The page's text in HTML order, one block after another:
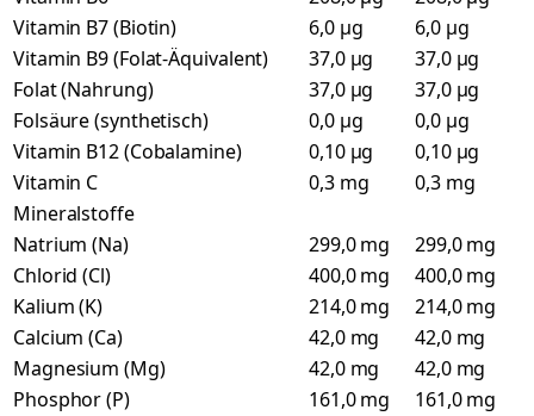
Vitamin B7 (Biotin)
6,0 µg
6,0 µg
Vitamin B9 (Folat-Äquivalent)
37,0 µg
37,0 µg
Folat (Nahrung)
37,0 µg
37,0 µg
Folsäure (synthetisch)
0,0 µg
0,0 µg
Vitamin B12 (Cobalamine)
0,10 µg
0,10 µg
Vitamin C
0,3 mg
0,3 mg
Mineralstoffe
Natrium (Na)
299,0 mg
299,0 mg
Chlorid (Cl)
400,0 mg
400,0 mg
Kalium (K)
214,0 mg
214,0 mg
Calcium (Ca)
42,0 mg
42,0 mg
Magnesium (Mg)
42,0 mg
42,0 mg
Phosphor (P)
161,0 mg
161,0 mg